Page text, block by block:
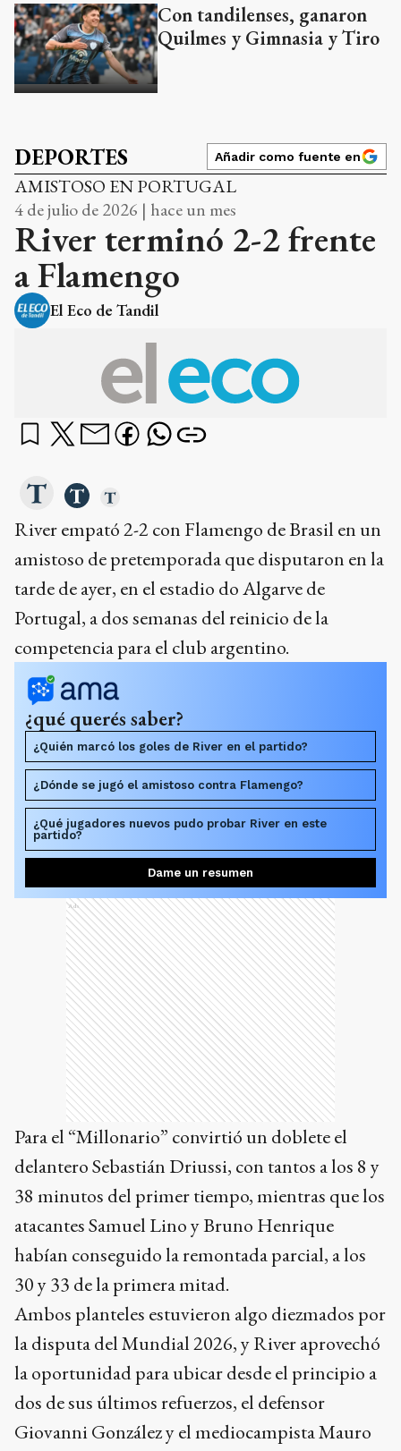
Con tandilenses, ganaron
Quilmes y Gimnasia y Tiro
DEPORTES Añadir como fuente en
AMISTOSO EN PORTUGAL
4 de julio de 2026 | hace un mes
River terminó 2-2 frente
a Flamengo
El Eco de Tandil
River empató 2-2 con Flamengo de Brasil en un
amistoso de pretemporada que disputaron en la
tarde de ayer, en el estadio do Algarve de
Portugal, a dos semanas del reinicio de la
competencia para el club argentino.
¿qué querés saber?
¿Quién marcó los goles de River en el partido?
¿Dónde se jugó el amistoso contra Flamengo?
¿Qué jugadores nuevos pudo probar River en este
partido?
Dame un resumen
Ads
Para el “Millonario” convirtió un doblete el
delantero Sebastián Driussi, con tantos a los 8 y
38 minutos del primer tiempo, mientras que los
atacantes Samuel Lino y Bruno Henrique
habían conseguido la remontada parcial, a los
30 y 33 de la primera mitad.
Ambos planteles estuvieron algo diezmados por
la disputa del Mundial 2026, y River aprovechó
la oportunidad para ubicar desde el principio a
dos de sus últimos refuerzos, el defensor
Giovanni González y el mediocampista Mauro